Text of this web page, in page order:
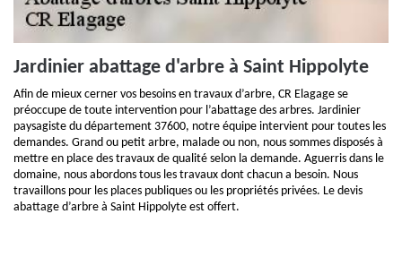
Jardinier abattage d'arbre à Saint Hippolyte
Afin de mieux cerner vos besoins en travaux d’arbre, CR Elagage se
préoccupe de toute intervention pour l’abattage des arbres. Jardinier
paysagiste du département 37600, notre équipe intervient pour toutes les
demandes. Grand ou petit arbre, malade ou non, nous sommes disposés à
mettre en place des travaux de qualité selon la demande. Aguerris dans le
domaine, nous abordons tous les travaux dont chacun a besoin. Nous
travaillons pour les places publiques ou les propriétés privées. Le devis
abattage d’arbre à Saint Hippolyte est offert.